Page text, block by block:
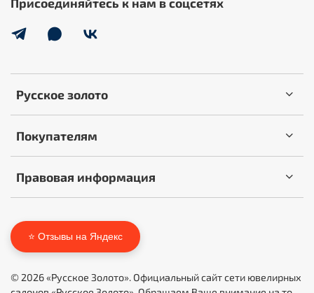
Русское золото
Покупателям
Правовая информация
⭐ Отзывы на Яндекс
© 2026 «Русское Золото». Официальный сайт сети ювелирных